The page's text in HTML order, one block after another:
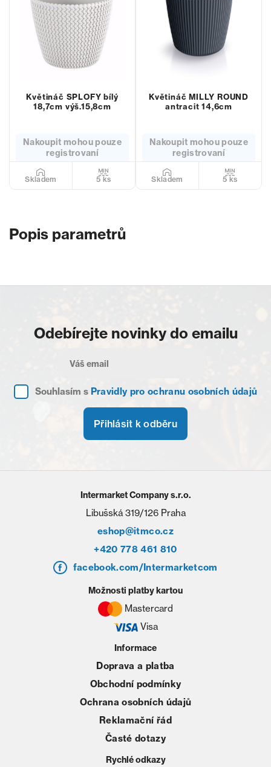
Květináč SPLOFY bílý
18,7cm výš.15,8cm
Nakoupit mohou pouze
registrovaní
Skladem 5 ks
Květináč MILLY ROUND
antracit 14,6cm
Nakoupit mohou pouze
registrovaní
Skladem 5 ks
Popis parametrů
Odebírejte novinky do emailu
Souhlasím s Pravidly pro ochranu osobních údajů
Přihlásit k odběru
Intermarket Company s.r.o.
Libušská 319/126 Praha
eshop@itmco.cz
+420 778 461 810
facebook.com/Intermarketcom
Informace
Doprava a platba
Obchodní podmínky
Ochrana osobních údajů
Reklamační řád
Časté dotazy
Rychlé odkazy
Možnosti platby kartou
Mastercard
Visa